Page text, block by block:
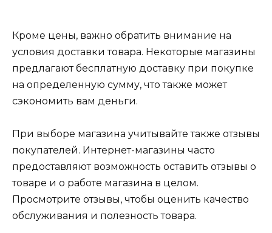
Кроме цены, важно обратить внимание на
условия доставки товара. Некоторые магазины
предлагают бесплатную доставку при покупке
на определенную сумму, что также может
сэкономить вам деньги.
При выборе магазина учитывайте также отзывы
покупателей. Интернет-магазины часто
предоставляют возможность оставить отзывы о
товаре и о работе магазина в целом.
Просмотрите отзывы, чтобы оценить качество
обслуживания и полезность товара.